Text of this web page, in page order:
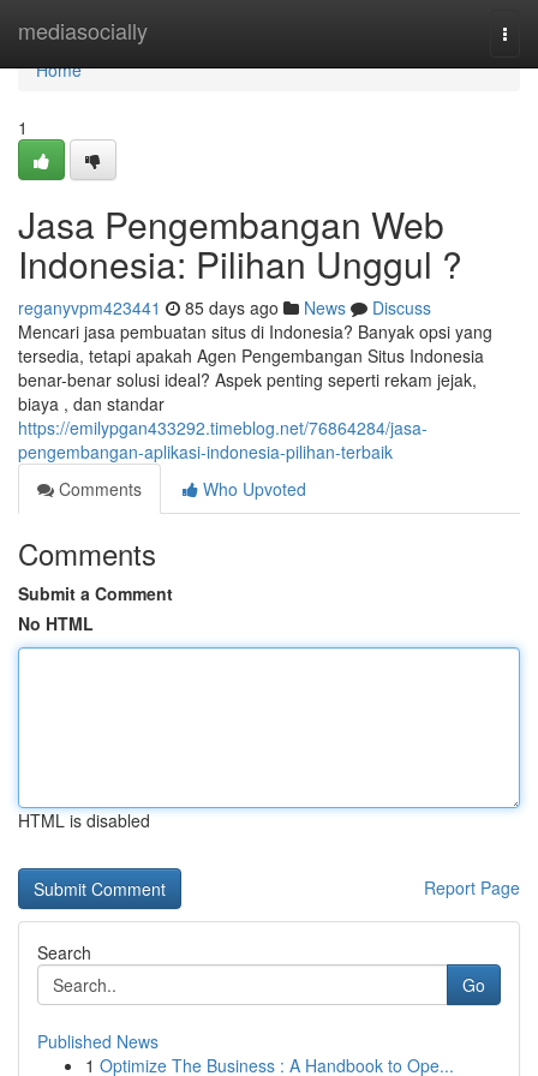
mediasocially
Home
Home
1
Jasa Pengembangan Web
Indonesia: Pilihan Unggul ?
reganyvpm423441 85 days ago News
Discuss
Mencari jasa pembuatan situs di Indonesia? Banyak opsi yang
tersedia, tetapi apakah Agen Pengembangan Situs Indonesia
benar-benar solusi ideal? Aspek penting seperti rekam jejak,
biaya , dan standar
https://emilypgan433292.timeblog.net/76864284/jasa-
pengembangan-aplikasi-indonesia-pilihan-terbaik
Comments
Who Upvoted
Comments
Submit a Comment
No HTML
HTML is disabled
Report Page
Search
Go
Published News
1 Optimize The Business : A Handbook to Ope...